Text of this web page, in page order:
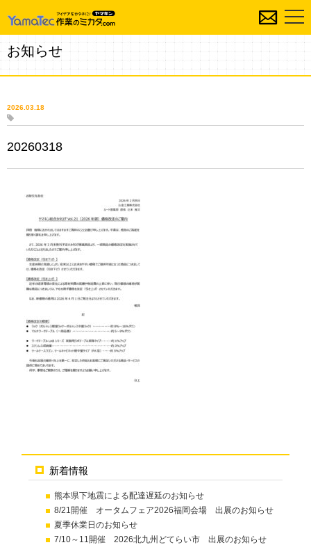
お知らせ
新着情報
熊本県下地震による配達遅延のお知らせ
8/21開催 オータムフェア2026福岡会場 出展のお知らせ
夏季休業日のお知らせ
7/10～11開催 2026北九州どてらい市 出展のお知らせ
2026.03.18
20260318